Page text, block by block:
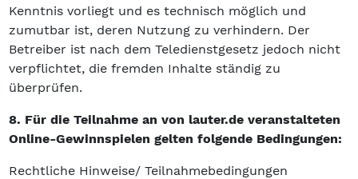
Kenntnis vorliegt und es technisch möglich und
zumutbar ist, deren Nutzung zu verhindern. Der
Betreiber ist nach dem Teledienstgesetz jedoch nicht
verpflichtet, die fremden Inhalte ständig zu
überprüfen.
8. Für die Teilnahme an von lauter.de veranstalteten
Online-Gewinnspielen gelten folgende Bedingungen:
Rechtliche Hinweise/ Teilnahmebedingungen